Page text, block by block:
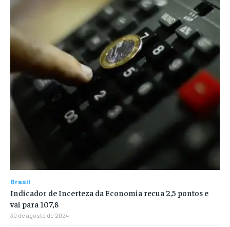
Brasil
Indicador de Incerteza da Economia recua 2,5 pontos e
vai para 107,8
30 de agosto de 2024